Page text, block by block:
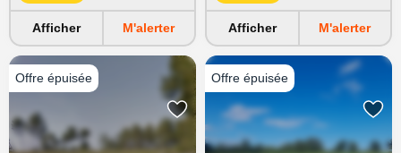
Afficher M'alerter Afficher M'alerter